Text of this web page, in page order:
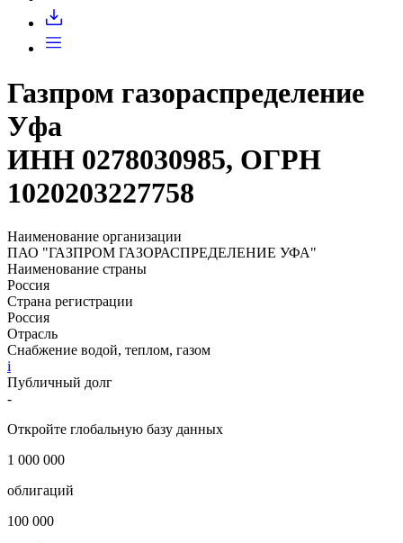
Газпром газораспределение
Уфа
1020203227758
Наименование организации
ПАО "ГАЗПРОМ ГАЗОРАСПРЕДЕЛЕНИЕ УФА"
Наименование страны
Россия
Страна регистрации
Россия
i
-
Откройте глобальную базу данных
1 000 000